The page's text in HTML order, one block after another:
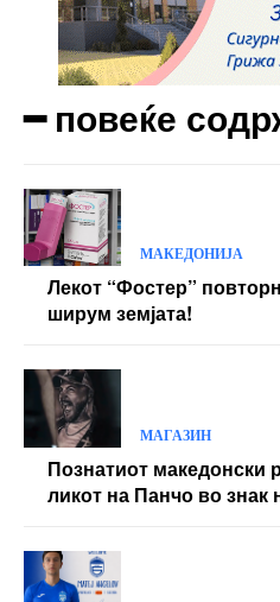
━ повеќе
МАКЕДОНИЈА
Лекот “Фостер”
ширум земјата!
МАГАЗИН
Познатиот македонски
ликот на Панчо во знак